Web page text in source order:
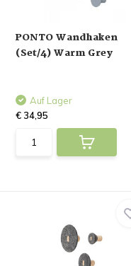
PONTO Wandhaken
(Set/4) Warm Grey
Auf Lager
€ 34,95